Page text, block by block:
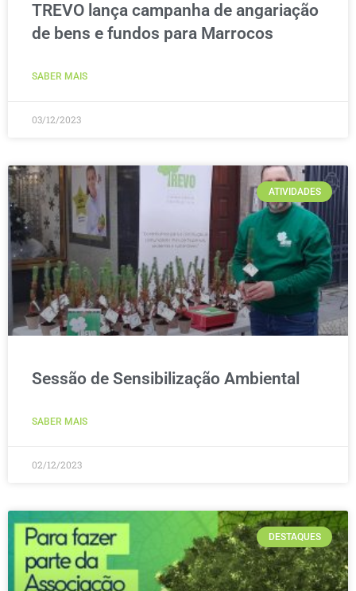
TREVO lança campanha de angariação
de bens e fundos para Marrocos
SABER MAIS
03/12/2023
ATIVIDADES
Sessão de Sensibilização Ambiental
SABER MAIS
02/12/2023
DESTAQUES